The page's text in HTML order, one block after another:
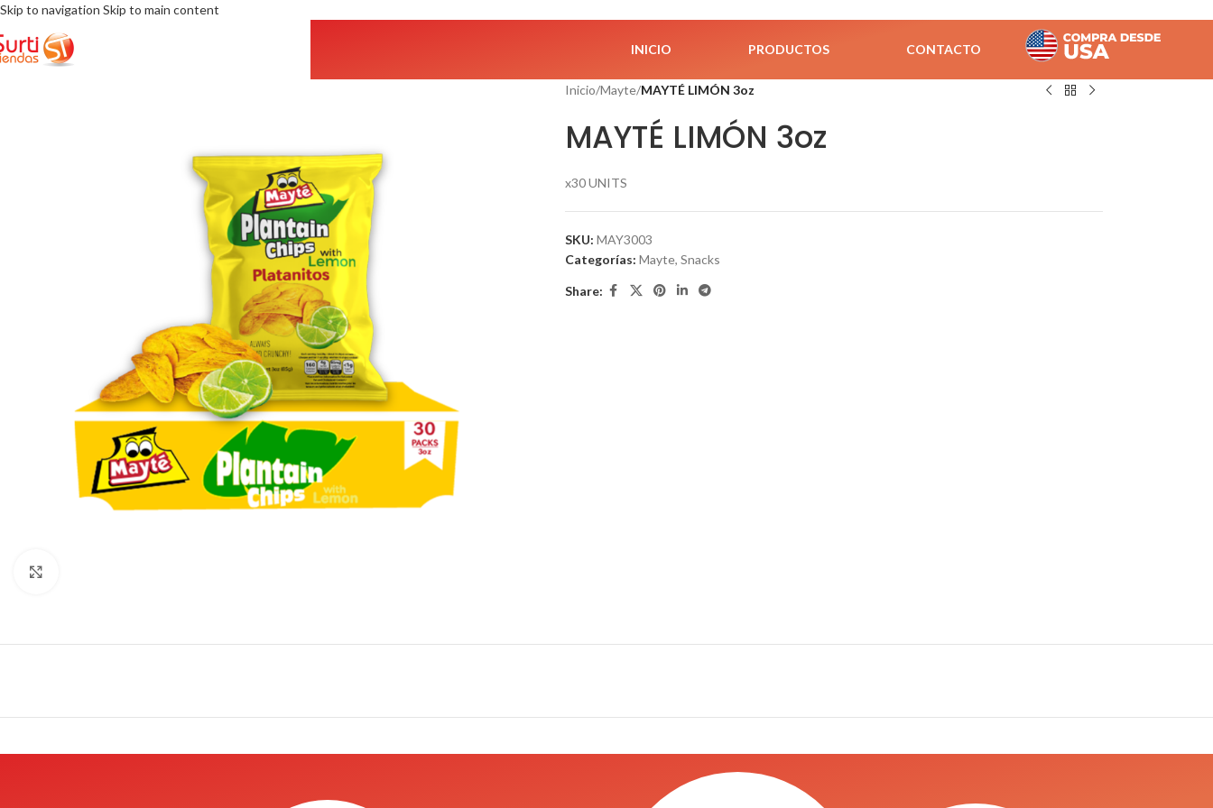
Skip to navigation Skip to main content
INICIO PRODUCTOS CONTACTO
Inicio/Mayte/MAYTÉ LIMÓN 3oz
MAYTÉ LIMÓN 3oz
x30 UNITS
SKU: MAY3003
Categorías: Mayte, Snacks
Share: